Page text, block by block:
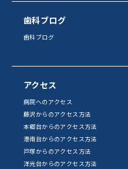
歯科ブログ
歯科ブログ
アクセス
病院へのアクセス
藤沢からのアクセス方法
本郷台からのアクセス方法
港南台からのアクセス方法
戸塚からのアクセス方法
洋光台からのアクセス方法